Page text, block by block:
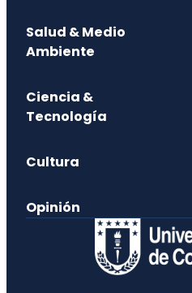
Salud & Medio
Ambiente
Ciencia &
Tecnología
Cultura
Opinión